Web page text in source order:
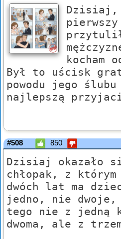
Dzisiaj,
pierwszy
kocham
Był to uścisk
powodu jego
najlepszą
#508 850
Dzisiaj okazało
chłopak, z
dwóch lat ma
jedno, nie
tego nie z jedną
dwoma, ale z